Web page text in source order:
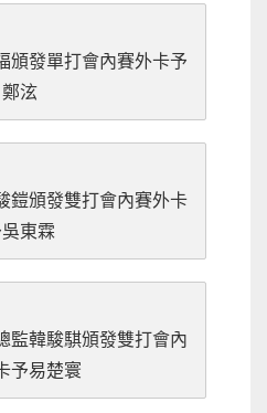
頒發單打會內賽外卡予
鄭泫
鎧頒發雙打會內賽外卡
東霖
監韓駿騏頒發雙打會內
予易楚寰